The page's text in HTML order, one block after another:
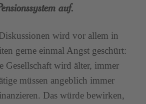
auf.
wird vor allem in
gerne einmal Angst geschürt:
Gesellschaft wird älter, immer
müssen angeblich immer
Das würde bewirken,